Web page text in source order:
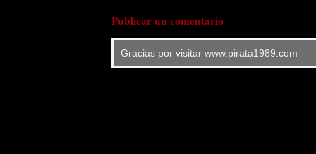
Publicar un comentario
Gracias por visitar www.pirata1989.com